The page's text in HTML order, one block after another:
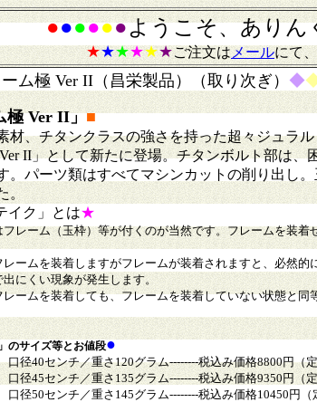
●●●●●●ようこそ、ありん
★★★★★★ご注文は メールにて
ム極 Ver II（昌栄製品） （取り次ぎ） ◆
極 Ver II」■
材、チタンクラスの強さを持った超々ジュラ
II」として新たに登場。チタンボルト部は
。パーツ類はすべてマシンカットの削り出し
。
イク」とは★
レーム（玉枠）等が付くのが当然です。フレームを装
ームを装着しますがフレームが装着されますと、必然
にくい現象が発生します。
ームを装着しても、フレームを装着していない状態と
のサイズ等とお値段●
径40センチ／重さ120グラム--------税込み価格8800円（
径45センチ／重さ135グラム--------税込み価格9350 円（
径50センチ／重さ145グラム--------税込み価格10450円（